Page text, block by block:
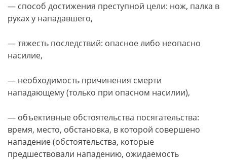
— способ достижения преступной цели: нож, палка в
руках у нападавшего,
— тяжесть последствий: опасное либо неопасно
насилие,
— необходимость причинения смерти
нападающему (только при опасном насилии),
— объективные обстоятельства посягательства:
время, место, обстановка, в которой совершено
нападение (обстоятельства, которые
предшествовали нападению, ожидаемость